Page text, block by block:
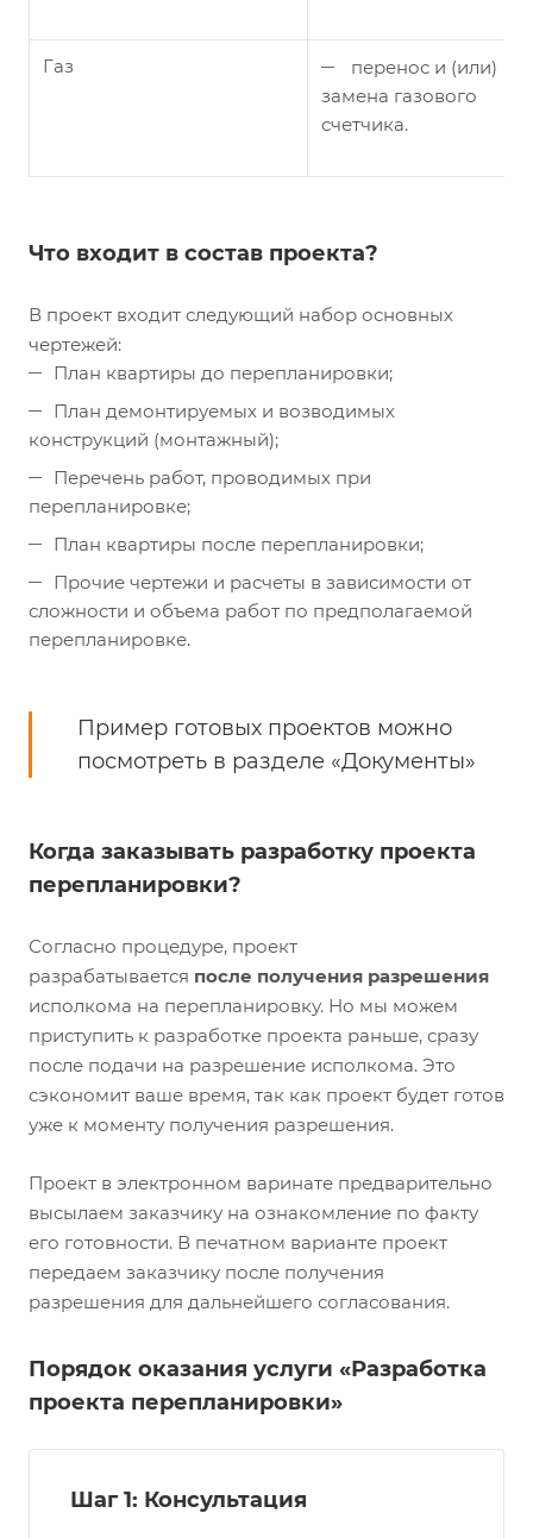
Газ
перенос и (или)
замена газового
счетчика.
Что входит в состав проекта?
В проект входит следующий набор основных
чертежей:
План квартиры до перепланировки;
План демонтируемых и возводимых
конструкций (монтажный);
Перечень работ, проводимых при
перепланировке;
План квартиры после перепланировки;
Прочие чертежи и расчеты в зависимости от
сложности и объема работ по предполагаемой
перепланировке.
Пример готовых проектов можно
посмотреть в разделе «Документы»
Когда заказывать разработку проекта
перепланировки?
Согласно процедуре, проект
разрабатывается после получения разрешения
исполкома на перепланировку. Но мы можем
приступить к разработке проекта раньше, сразу
после подачи на разрешение исполкома. Это
сэкономит ваше время, так как проект будет готов
уже к моменту получения разрешения.
Проект в электронном варинате предварительно
высылаем заказчику на ознакомление по факту
его готовности. В печатном варианте проект
передаем заказчику после получения
разрешения для дальнейшего согласования.
Порядок оказания услуги «Разработка
проекта перепланировки»
Шаг 1: Консультация